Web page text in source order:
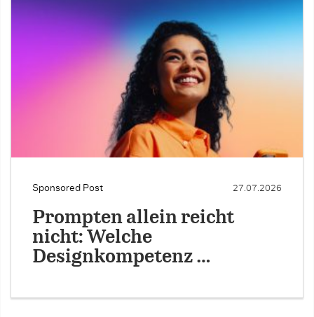
Sponsored Post 27.07.2026
Prompten allein reicht
nicht: Welche
Designkompetenz …